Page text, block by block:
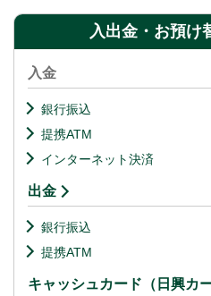
入出金・お預け
入金
銀行振込
提携ATM
インターネット決済
出金
銀行振込
提携ATM
キャッシュカード（日興カー